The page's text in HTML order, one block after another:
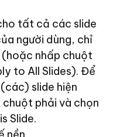
tất cả các slide
người dùng, chỉ
nhấp chuột
to All Slides). Để
slide hiện
phải và chọn
Slide.